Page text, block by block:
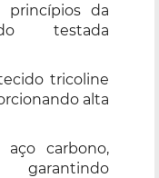
princípios da
testada
tricoline
alta
carbono,